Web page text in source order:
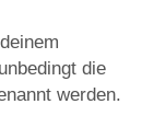
die
werden.